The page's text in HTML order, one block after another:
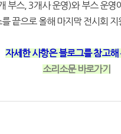
부스, 3개사 운영)와 부스 운영
끝으로 올해 마지막 전시회
자세한 사항은 블로그를 참고해
소리소문 바로가기